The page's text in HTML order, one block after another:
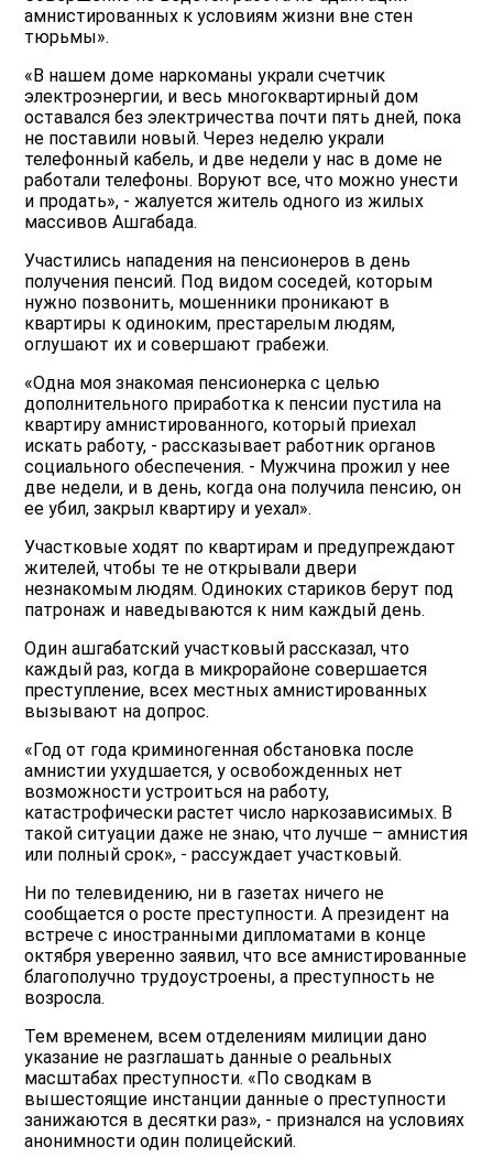
амнистированных к условиям жизни вне стен
тюрьмы».
«В нашем доме наркоманы украли счетчик
электроэнергии, и весь многоквартирный дом
оставался без электричества почти пять дней, пока
не поставили новый. Через неделю украли
телефонный кабель, и две недели у нас в доме не
работали телефоны. Воруют все, что можно унести
и продать», - жалуется житель одного из жилых
массивов Ашгабада.
Участились нападения на пенсионеров в день
получения пенсий. Под видом соседей, которым
нужно позвонить, мошенники проникают в
квартиры к одиноким, престарелым людям,
оглушают их и совершают грабежи.
«Одна моя знакомая пенсионерка с целью
дополнительного приработка к пенсии пустила на
квартиру амнистированного, который приехал
искать работу, - рассказывает работник органов
социального обеспечения. - Мужчина прожил у нее
две недели, и в день, когда она получила пенсию, он
ее убил, закрыл квартиру и уехал».
Участковые ходят по квартирам и предупреждают
жителей, чтобы те не открывали двери
незнакомым людям. Одиноких стариков берут под
патронаж и наведываются к ним каждый день.
Один ашгабатский участковый рассказал, что
каждый раз, когда в микрорайоне совершается
преступление, всех местных амнистированных
вызывают на допрос.
«Год от года криминогенная обстановка после
амнистии ухудшается, у освобожденных нет
возможности устроиться на работу,
катастрофически растет число наркозависимых. В
такой ситуации даже не знаю, что лучше – амнистия
или полный срок», - рассуждает участковый.
Ни по телевидению, ни в газетах ничего не
сообщается о росте преступности. А президент на
встрече с иностранными дипломатами в конце
октября уверенно заявил, что все амнистированные
благополучно трудоустроены, а преступность не
возросла.
Тем временем, всем отделениям милиции дано
указание не разглашать данные о реальных
масштабах преступности. «По сводкам в
вышестоящие инстанции данные о преступности
занижаются в десятки раз», - признался на условиях
анонимности один полицейский.